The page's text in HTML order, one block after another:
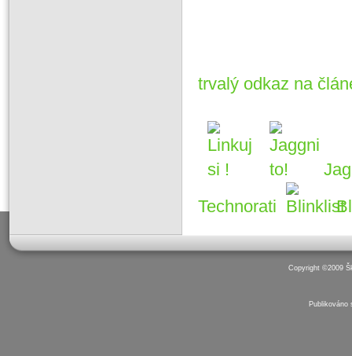
trvalý odkaz na
Technorati
Copyright ©2009